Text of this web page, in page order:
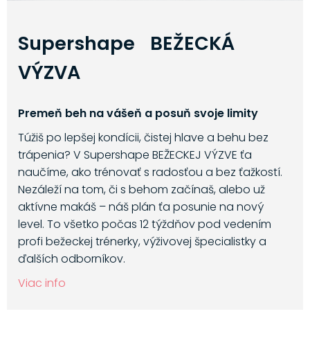
Supershape BEŽECKÁ
VÝZVA
Premeň beh na vášeň a posuň svoje limity
Túžiš po lepšej kondícii, čistej hlave a behu bez
trápenia? V Supershape BEŽECKEJ VÝZVE ťa
naučíme, ako trénovať s radosťou a bez ťažkostí.
Nezáleží na tom, či s behom začínaš, alebo už
aktívne makáš – náš plán ťa posunie na nový
level. To všetko počas 12 týždňov pod vedením
profi bežeckej trénerky, výživovej špecialistky a
ďalších odborníkov.
Viac info